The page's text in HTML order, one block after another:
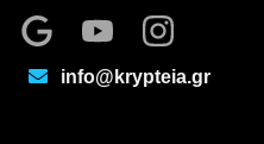
info@krypteia.gr